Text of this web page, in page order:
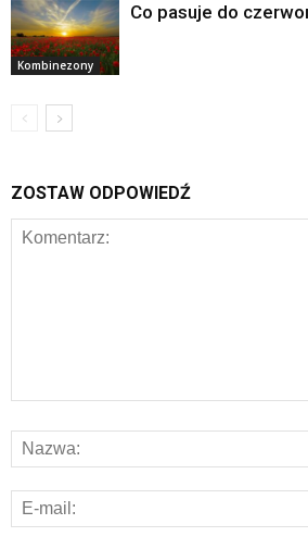
Kombinezony
Co pasuje do
ZOSTAW ODPOWIEDŹ